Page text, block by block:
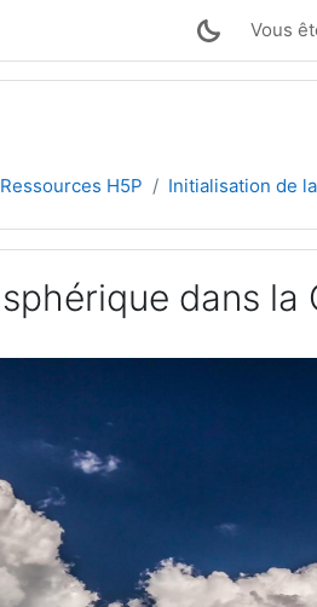
Vous
Ressources H5P Initialisation de
dans la